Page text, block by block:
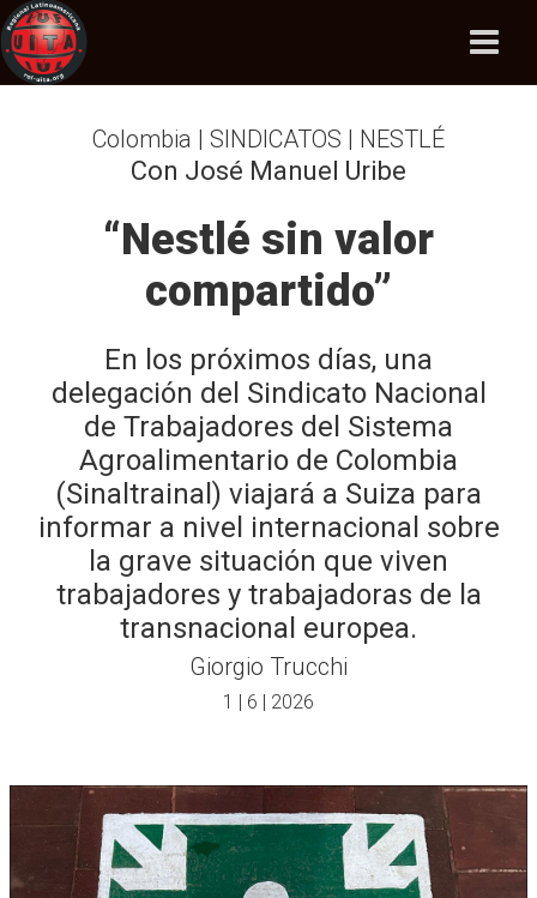
Colombia | SINDICATOS | NESTLÉ
Con José Manuel Uribe
“Nestlé sin valor
compartido”
En los próximos días, una
delegación del Sindicato Nacional
de Trabajadores del Sistema
Agroalimentario de Colombia
(Sinaltrainal) viajará a Suiza para
informar a nivel internacional sobre
la grave situación que viven
trabajadores y trabajadoras de la
transnacional europea.
Giorgio Trucchi
1 | 6 | 2026